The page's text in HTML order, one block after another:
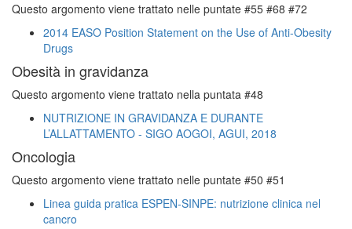
Questo argomento viene trattato nelle puntate #55 #68 #72
2014 EASO Position Statement on the Use of Anti-Obesity
Drugs
Obesità in gravidanza
Questo argomento viene trattato nella puntata #48
NUTRIZIONE IN GRAVIDANZA E DURANTE
L’ALLATTAMENTO - SIGO AOGOI, AGUI, 2018
Oncologia
Questo argomento viene trattato nelle puntate #50 #51
Linea guida pratica ESPEN-SINPE: nutrizione clinica nel
cancro